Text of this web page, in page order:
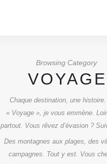
Browsing Category
VOYAGE
Chaque destination, une
« Voyage », je vous emmène.
partout. Vous rêvez d’évasion ?
Des montagnes aux plages, des
campagnes. Tout y est. Vous